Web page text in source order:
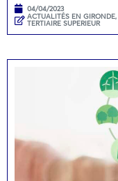
04/04/2023
ACTUALITÉS EN GIRONDE,
TERTIAIRE SUPERIEUR